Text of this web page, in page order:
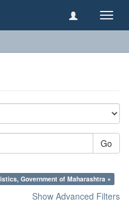
Go
Government of Maharashtra ×
Show Advanced Filters